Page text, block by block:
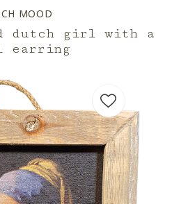
MOOD
dutch girl with a
earring